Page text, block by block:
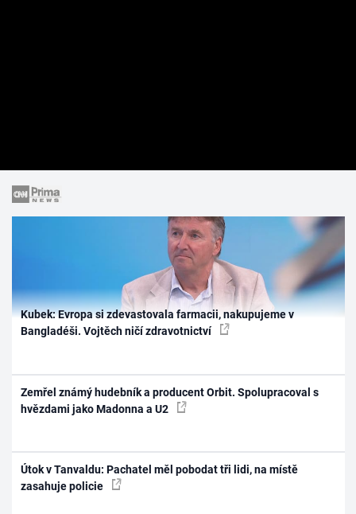
Kubek: Evropa si zdevastovala farmacii, nakupujeme v
Bangladéši. Vojtěch ničí zdravotnictví
Zemřel známý hudebník a producent Orbit. Spolupracoval s
hvězdami jako Madonna a U2
Útok v Tanvaldu: Pachatel měl pobodat tři lidi, na místě
zasahuje policie